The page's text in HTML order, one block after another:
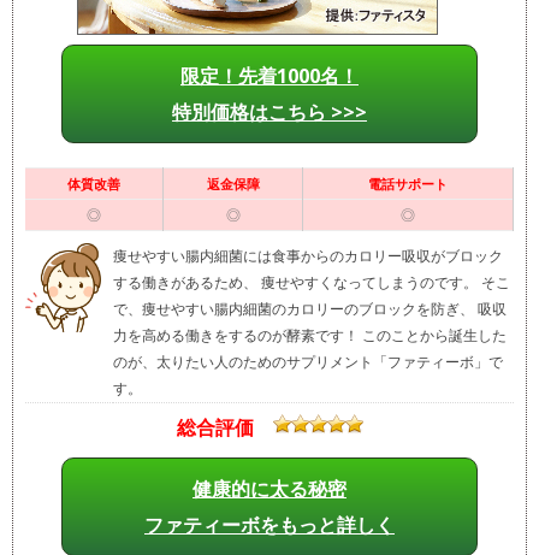
限定！先着1000名！
特別価格はこちら >>>
体質改善 返金保障 電話サポート
◎ ◎
◎
痩せやすい腸内細菌には食事からのカロリー吸収がブロック
する働きがあるため、 痩せやすくなってしまうのです。 そこ
で、痩せやすい腸内細菌のカロリーのブロックを防ぎ、 吸収
力を高める働きをするのが酵素です！ このことから誕生した
のが、太りたい人のためのサプリメント「ファティーボ」で
す。
総合評価
健康的に太る秘密
ファティーボをもっと詳しく